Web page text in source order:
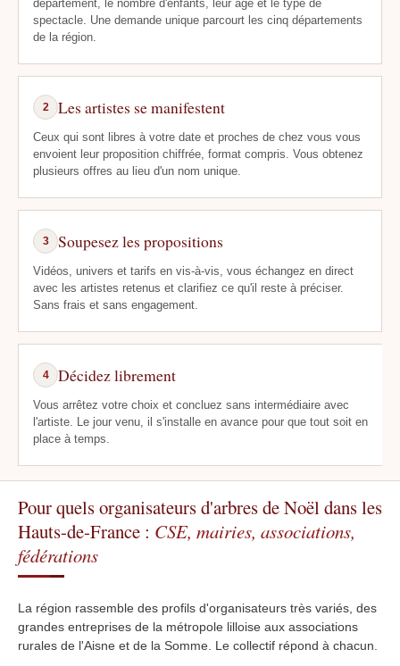
département, le nombre d'enfants, leur âge et le type de
spectacle. Une demande unique parcourt les cinq départements
de la région.
2 Les artistes se manifestent
Ceux qui sont libres à votre date et proches de chez vous vous
envoient leur proposition chiffrée, format compris. Vous obtenez
plusieurs offres au lieu d'un nom unique.
3 Soupesez les propositions
Vidéos, univers et tarifs en vis-à-vis, vous échangez en direct
avec les artistes retenus et clarifiez ce qu'il reste à préciser.
Sans frais et sans engagement.
4 Décidez librement
Vous arrêtez votre choix et concluez sans intermédiaire avec
l'artiste. Le jour venu, il s'installe en avance pour que tout soit en
place à temps.
Pour quels organisateurs d'arbres de Noël dans les
Hauts-de-France : CSE, mairies, associations,
fédérations
La région rassemble des profils d'organisateurs très variés, des
grandes entreprises de la métropole lilloise aux associations
rurales de l'Aisne et de la Somme. Le collectif répond à chacun.